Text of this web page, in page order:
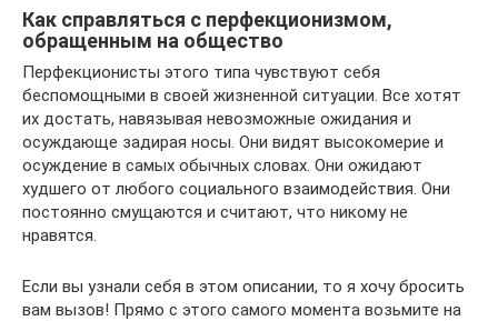
Как справляться с перфекционизмом,
обращенным на общество
Перфекционисты этого типа чувствуют себя
беспомощными в своей жизненной ситуации. Все хотят
их достать, навязывая невозможные ожидания и
осуждающе задирая носы. Они видят высокомерие и
осуждение в самых обычных словах. Они ожидают
худшего от любого социального взаимодействия. Они
постоянно смущаются и считают, что никому не
нравятся.
Если вы узнали себя в этом описании, то я хочу бросить
вам вызов! Прямо с этого самого момента возьмите на